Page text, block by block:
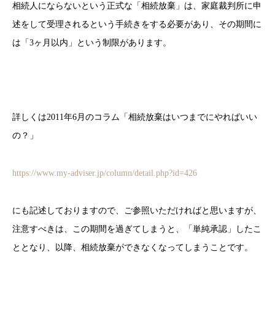
相続人にならないという正式な「相続放棄」は、家庭裁判所に申
述をして受理されるという手続きをする必要があり、その期間に
は「3ヶ月以内」という制限があります。
詳しくは2011年6月のコラム「相続放棄はいつまでにやればいい
の？」
https://www.my-adviser.jp/column/detail.php?id=426
にも記述しておりますので、ご参照いただければと思いますが、
注意すべきは、この期間を過ぎてしまうと、「単純承認」したこ
ととなり、以降、相続放棄ができなくなってしまうことです。